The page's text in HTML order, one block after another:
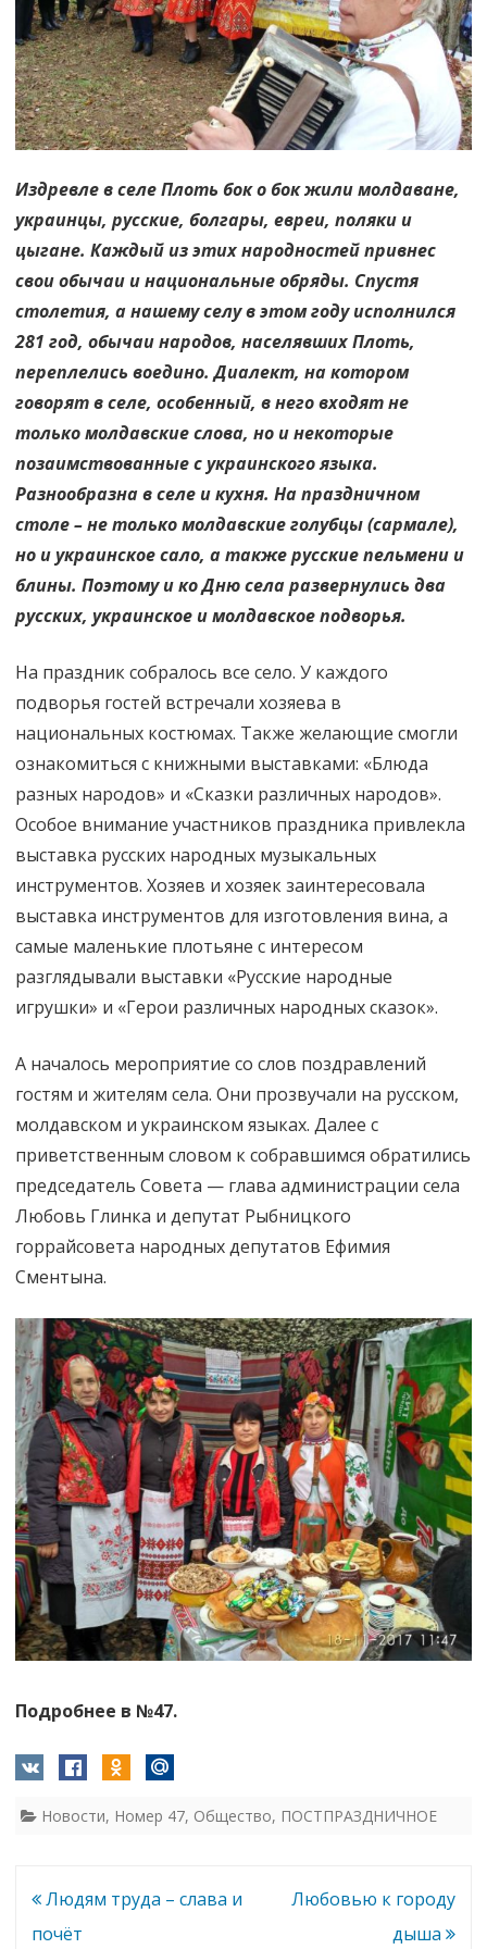
Издревле в селе Плоть бок о бок жили молдаване,
украинцы, русские, болгары, евреи, поляки и
цыгане. Каждый из этих народностей привнес
свои обычаи и национальные обряды. Спустя
столетия, а нашему селу в этом году исполнился
281 год, обычаи народов, населявших Плоть,
переплелись воедино. Диалект, на котором
говорят в селе, особенный, в него входят не
только молдавские слова, но и некоторые
позаимствованные с украинского языка.
Разнообразна в селе и кухня. На праздничном
столе – не только молдавские голубцы (сармале),
но и украинское сало, а также русские пельмени и
блины. Поэтому и ко Дню села развернулись два
русских, украинское и молдавское подворья.
На праздник собралось все село. У каждого
подворья гостей встречали хозяева в
национальных костюмах. Также желающие смогли
ознакомиться с книжными выставками: «Блюда
разных народов» и «Сказки различных народов».
Особое внимание участников праздника привлекла
выставка русских народных музыкальных
инструментов. Хозяев и хозяек заинтересовала
выставка инструментов для изготовления вина, а
самые маленькие плотьяне с интересом
разглядывали выставки «Русские народные
игрушки» и «Герои различных народных сказок».
А началось мероприятие со слов поздравлений
гостям и жителям села. Они прозвучали на русском,
молдавском и украинском языках. Далее с
приветственным словом к собравшимся обратились
председатель Совета — глава администрации села
Любовь Глинка и депутат Рыбницкого
горрайсовета народных депутатов Ефимия
Сментына.
Подробнее в №47.
Новости, Номер 47, Общество, ПОСТПРАЗДНИЧНОЕ
Навигация
по
Людям труда – слава и
почёт
Любовью к городу
дыша